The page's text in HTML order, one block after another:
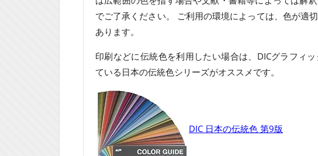
でご了承ください。 ご利用の環境によっては、色が適
あります。
印刷などに伝統色を利用したい場合は、DICグラフィ
ている日本の伝統色シリーズがオススメです。
DIC 日本の伝統色 第9版